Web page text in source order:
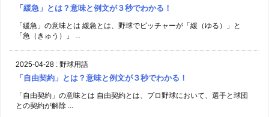
「緩急」とは？意味と例文が３秒でわかる！
「緩急」の意味とは 緩急とは、野球でピッチャーが「緩（ゆる）」と
「急（きゅう）」 ...
2025-04-28 : 野球用語
「自由契約」とは？意味と例文が３秒でわかる！
「自由契約」の意味とは 自由契約とは、プロ野球において、選手と球団
との契約が解除 ...